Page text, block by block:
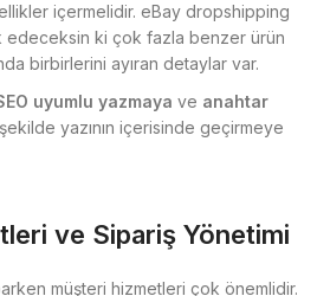
içermelidir. eBay dropshipping
ki çok fazla benzer ürün
birbirlerini ayıran detaylar var.
uyumlu yazmaya ve anahtar
yazının içerisinde geçirmeye
ve Sipariş Yönetimi
müşteri hizmetleri çok önemlidir.